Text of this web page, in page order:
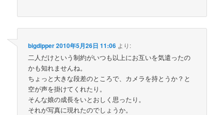
bigdipper2010年5月26日 11:06 より:
二人だけという制約がいつも以上にお互いを気遣ったの
かも知れませんね。
ちょっと大きな段差のところで、カメラを持とうか？と
空が声を掛けてくれたり。
そんな娘の成長をいとおしく思ったり。
それが写真に現れたのでしょうか。